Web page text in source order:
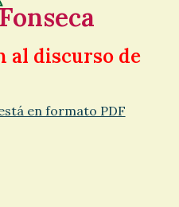
al discurso de
en formato PDF